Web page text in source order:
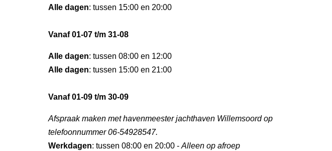
Alle dagen: tussen 15:00 en 20:00
Vanaf 01-07 t/m 31-08
Alle dagen: tussen 08:00 en 12:00
Alle dagen: tussen 15:00 en 21:00
Vanaf 01-09 t/m 30-09
Afspraak maken met havenmeester jachthaven Willemsoord op
telefoonnummer 06-54928547.
Werkdagen: tussen 08:00 en 20:00 - Alleen op afroep